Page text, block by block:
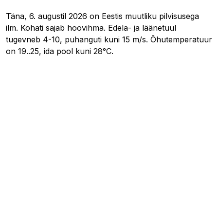
Täna, 6. augustil 2026 on Eestis muutliku pilvisusega
ilm. Kohati sajab hoovihma. Edela- ja läänetuul
tugevneb 4-10, puhanguti kuni 15 m/s. Õhutemperatuur
on 19..25, ida pool kuni 28°C.